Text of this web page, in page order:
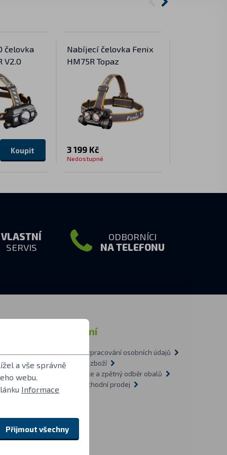
čelovka
V2.0
Koupit
Nabíjecí čelovka Fenix
HM75R Topaz
3 199 Kč
Nedostupné
VLASTNÍ
SERVIS
ODBORNÍCI
NA TELEFONU
Ostatní
Zásady zpracování osobních údajů
Doprava zboží
Recyklace a zpětný odběr obalů
Velkoobchodní prodej
a vše správně
webu.
Informace
Přijmout všechny